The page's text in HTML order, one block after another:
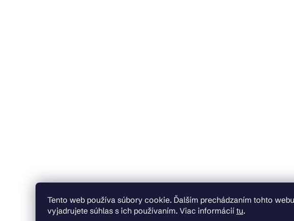
Tento web používa súbory cookie. Ďalším prechádzaním tohto webu
vyjadrujete súhlas s ich používaním. Viac informácií tu.